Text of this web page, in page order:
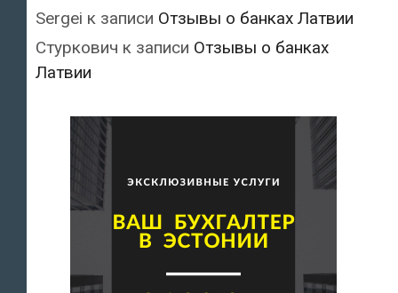
Sergei к записи Отзывы о банках Латвии
Стуркович к записи Отзывы о банках
Латвии